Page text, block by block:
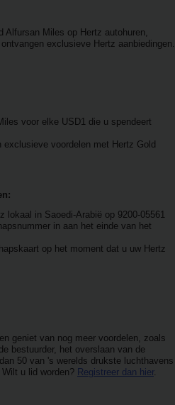
Alfursan Miles op Hertz autohuren,
exclusieve Hertz aanbiedingen.
voor elke USD1 die u spendeert
exclusieve voordelen met Hertz Gold
lokaal in Saoedi-Arabië op 9200-05561
in aan het einde van het
op het moment dat u uw Hertz
geniet van nog meer voordelen, zoals
bestuurder, het overslaan van de
50 van 's werelds drukste luchthavens
u lid worden? Registreer dan hier.